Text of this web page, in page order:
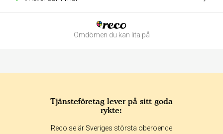
Omdömen du kan lita på
Tjänsteföretag lever på sitt goda
rykte:
Reco.se är Sveriges största oberoende